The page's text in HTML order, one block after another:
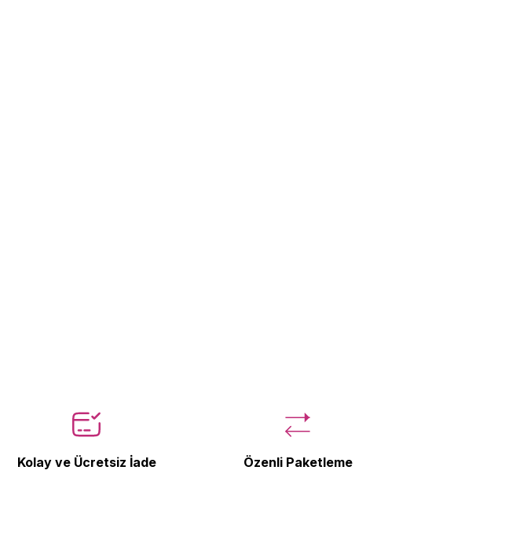
Kolay ve Ücretsiz İade Özenli Paketleme